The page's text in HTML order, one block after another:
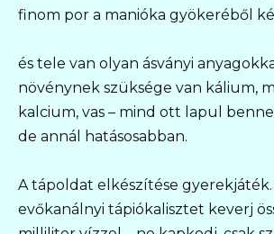
finom por a manióka gyökeréből
és tele van olyan ásványi
növénynek szüksége van kálium,
kalcium, vas – mind ott lapul
de annál hatásosabban.
A tápoldat elkészítése
evőkanálnyi tápiókalisztet keverj